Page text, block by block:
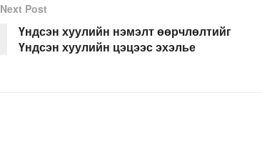
Next Post
Үндсэн хуулийн нэмэлт өөрчлөлтийг
Үндсэн хуулийн цэцээс эхэлье